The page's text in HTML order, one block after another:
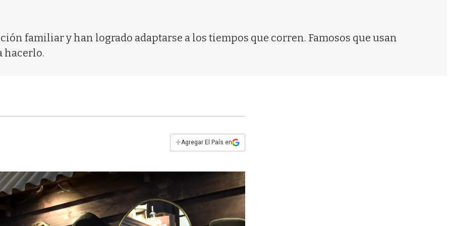
familiar y han logrado adaptarse a los tiempos que corren. Famosos que usan
hacerlo.
+Agregar El País en